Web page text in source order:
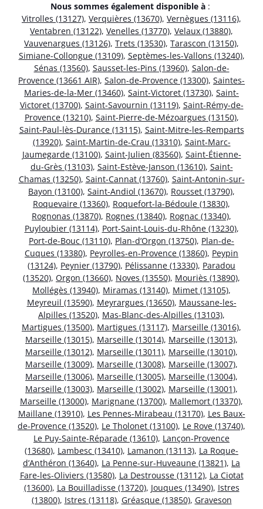
Nous sommes également disponible à :
Vitrolles (13127), Verquières (13670), Vernègues (13116),
Ventabren (13122), Venelles (13770), Velaux (13880),
Vauvenargues (13126), Trets (13530), Tarascon (13150),
Simiane-Collongue (13109), Septèmes-les-Vallons (13240),
Sénas (13560), Sausset-les-Pins (13960), Salon-de-
Provence (13661 AIR), Salon-de-Provence (13300), Saintes-
Maries-de-la-Mer (13460), Saint-Victoret (13730), Saint-
Victoret (13700), Saint-Savournin (13119), Saint-Rémy-de-
Provence (13210), Saint-Pierre-de-Mézoargues (13150),
Saint-Paul-lès-Durance (13115), Saint-Mitre-les-Remparts
(13920), Saint-Martin-de-Crau (13310), Saint-Marc-
Jaumegarde (13100), Saint-Julien (83560), Saint-Étienne-
du-Grès (13103), Saint-Estève-Janson (13610), Saint-
Chamas (13250), Saint-Cannat (13760), Saint-Antonin-sur-
Bayon (13100), Saint-Andiol (13670), Rousset (13790),
Roquevaire (13360), Roquefort-la-Bédoule (13830),
Rognonas (13870), Rognes (13840), Rognac (13340),
Puyloubier (13114), Port-Saint-Louis-du-Rhône (13230),
Port-de-Bouc (13110), Plan-d’Orgon (13750), Plan-de-
Cuques (13380), Peyrolles-en-Provence (13860), Peypin
(13124), Peynier (13790), Pélissanne (13330), Paradou
(13520), Orgon (13660), Noves (13550), Mouriès (13890),
Mollégès (13940), Miramas (13140), Mimet (13105),
Meyreuil (13590), Meyrargues (13650), Maussane-les-
Alpilles (13520), Mas-Blanc-des-Alpilles (13103),
Martigues (13500), Martigues (13117), Marseille (13016),
Marseille (13015), Marseille (13014), Marseille (13013),
Marseille (13012), Marseille (13011), Marseille (13010),
Marseille (13009), Marseille (13008), Marseille (13007),
Marseille (13006), Marseille (13005), Marseille (13004),
Marseille (13003), Marseille (13002), Marseille (13001),
Marseille (13000), Marignane (13700), Mallemort (13370),
Maillane (13910), Les Pennes-Mirabeau (13170), Les Baux-
de-Provence (13520), Le Tholonet (13100), Le Rove (13740),
Le Puy-Sainte-Réparade (13610), Lançon-Provence
(13680), Lambesc (13410), Lamanon (13113), La Roque-
d’Anthéron (13640), La Penne-sur-Huveaune (13821), La
Fare-les-Oliviers (13580), La Destrousse (13112), La Ciotat
(13600), La Bouilladisse (13720), Jouques (13490), Istres
(13800), Istres (13118), Gréasque (13850), Graveson